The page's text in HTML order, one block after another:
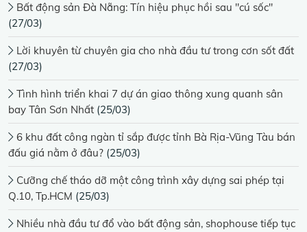
Bất động sản Đà Nẵng: Tín hiệu phục hồi sau "cú sốc"
(27/03)
Lời khuyên từ chuyên gia cho nhà đầu tư trong cơn sốt đất
(27/03)
Tình hình triển khai 7 dự án giao thông xung quanh sân
bay Tân Sơn Nhất (25/03)
6 khu đất công ngàn tỉ sắp được tỉnh Bà Rịa-Vũng Tàu bán
đấu giá nằm ở đâu? (25/03)
Cưỡng chế tháo dỡ một công trình xây dựng sai phép tại
Q.10, Tp.HCM (25/03)
Nhiều nhà đầu tư đổ vào bất động sản, shophouse tiếp tục